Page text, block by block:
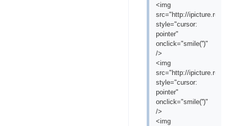
<img
src="http://ipicture.ru/
style="cursor:
pointer"
onclick="smile('')"
/>
<img
src="http://ipicture.ru/
style="cursor:
pointer"
onclick="smile('')"
/>
<img